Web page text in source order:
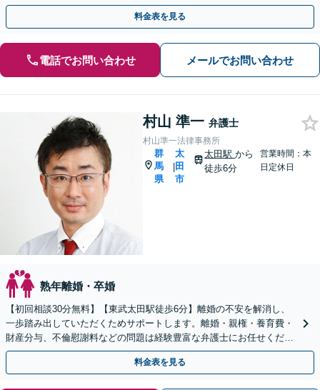
す。不貞慰謝料請求も解決実績豊富【休日・夜間対応可】
料金表を見る
電話でお問い合わせ メールでお問い合わせ
村山 準一 弁護士
村山準一法律事務所
群
馬
県
|
太
田
市
太田駅から
徒歩6分
営業時間：本
日定休日
熟年離婚・卒婚
【初回相談30分無料】【東武太田駅徒歩6分】離婚の不安を解消し、
一歩踏み出していただくためサポートします。離婚・親権・養育費・
財産分与、不倫慰謝料などの問題は経験豊富な弁護士にお任せくださ
い。熟年離婚も対応。
料金表を見る